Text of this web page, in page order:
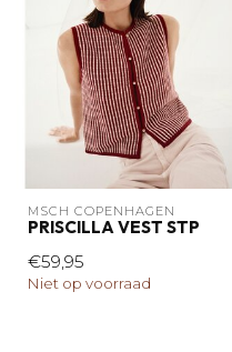
MSCH COPENHAGEN
PRISCILLA VEST STP
€59,95
Niet op voorraad